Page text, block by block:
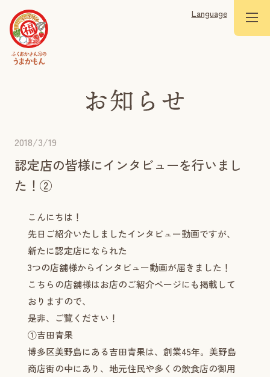
Language
2018/3/19
認定店の皆様にインタビューを行いまし
た！②
こんにちは！
先日ご紹介いたしましたインタビュー動画ですが、
新たに認定店になられた
3つの店舗様からインタビュー動画が届きました！
こちらの店舗様はお店のご紹介ページにも掲載して
おりますので、
是非、ご覧ください！
①吉田青果
博多区美野島にある吉田青果は、創業45年。美野島
商店街の中にあり、地元住民や多くの飲食店の御用